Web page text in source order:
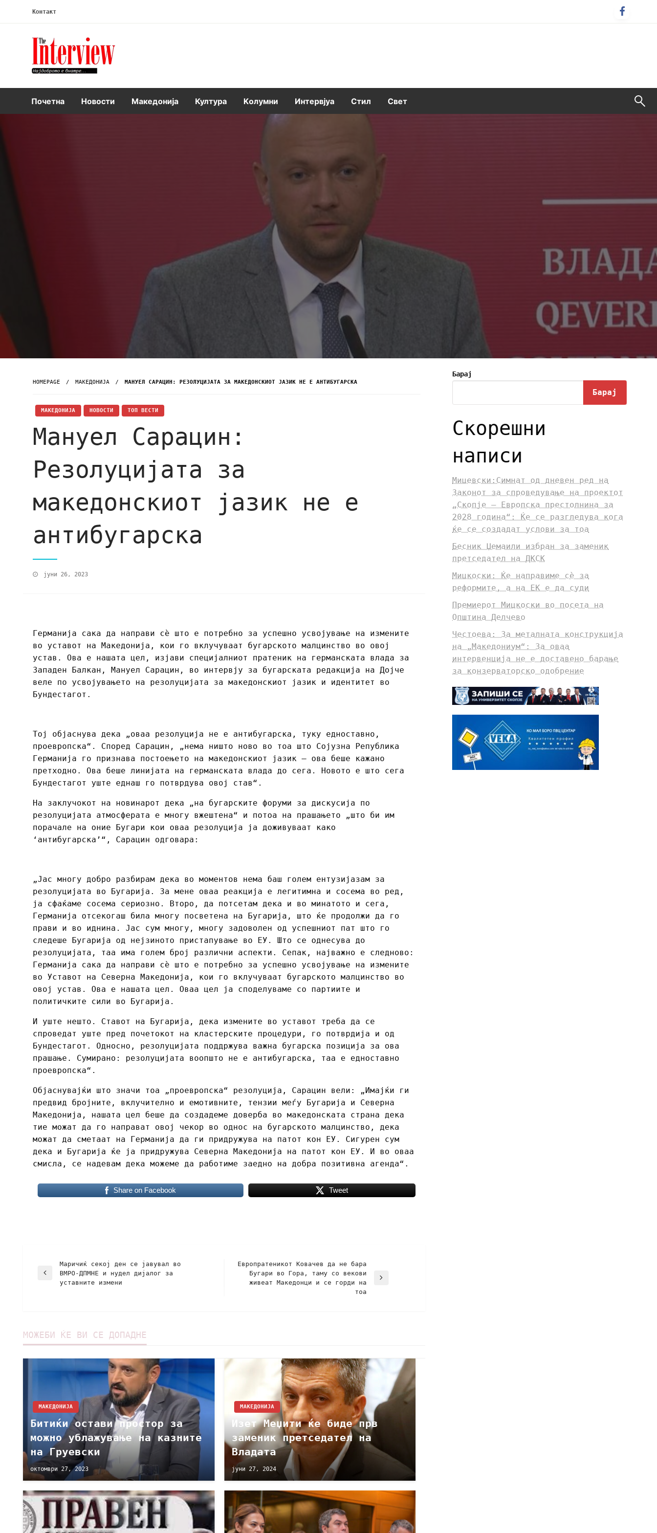
Контакт
Интервју
Почетна Новости Македонија Култура Kолумни Интервјуа Стил Свет
HOMEPAGE МАКЕДОНИЈА МАНУЕЛ САРАЦИН: РЕЗОЛУЦИЈАТА ЗА МАКЕДОНСКИОТ ЈАЗИК НЕ Е АНТИБУГАРСКА
МАКЕДОНИЈА НОВОСТИ ТОП ВЕСТИ
Мануел Сарацин:
Резолуцијата за
македонскиот јазик не е
антибугарска
јуни 26, 2023
Германија сака да направи сѐ што е потребно за успешно усвојување на измените
во уставот на Македонија, кои го вклучуваат бугарското малцинство во овој
устав. Ова е нашата цел, изјави специјалниот пратеник на германската влада за
Западен Балкан, Мануел Сарацин, во интервју за бугарската редакција на Дојче
веле по усвојувањето на резолуцијата за македонскиот јазик и идентитет во
Бундестагот.
Тој објаснува дека „оваа резолуција не е антибугарска, туку едноставно,
проевропска“. Според Сарацин, „нема ништо ново во тоа што Сојузна Република
Германија го признава постоењето на македонскиот јазик – ова беше кажано
претходно. Ова беше линијата на германската влада до сега. Новото е што сега
Бундестагот уште еднаш го потврдува овој став“.
На заклучокот на новинарот дека „на бугарските форуми за дискусија по
резолуцијата атмосферата е многу вжештена“ и потоа на прашањето „што би им
порачале на оние Бугари кои оваа резолуција ја доживуваат како
‘антибугарска’“, Сарацин одговара:
„Јас многу добро разбирам дека во моментов нема баш голем ентузијазам за
резолуцијата во Бугарија. За мене оваа реакција е легитимна и сосема во ред,
ја сфаќаме сосема сериозно. Второ, да потсетам дека и во минатото и сега,
Германија отсекогаш била многу посветена на Бугарија, што ќе продолжи да го
прави и во иднина. Јас сум многу, многу задоволен од успешниот пат што го
следеше Бугарија од нејзиното пристапување во ЕУ. Што се однесува до
резолуцијата, таа има голем број различни аспекти. Сепак, најважно е следново:
Германија сака да направи сѐ што е потребно за успешно усвојување на измените
во Уставот на Северна Македонија, кои го вклучуваат бугарското малцинство во
овој устав. Ова е нашата цел. Оваа цел ја споделуваме со партиите и
политичките сили во Бугарија.
И уште нешто. Ставот на Бугарија, дека измените во уставот треба да се
спроведат уште пред почетокот на кластерските процедури, го потврдија и од
Бундестагот. Односно, резолуцијата поддржува важна бугарска позиција за ова
прашање. Сумирано: резолуцијата воопшто не е антибугарска, таа е едноставно
проевропска“.
Објаснувајќи што значи тоа „проевропска“ резолуција, Сарацин вели: „Имајќи ги
предвид бројните, вклучително и емотивните, тензии меѓу Бугарија и Северна
Македонија, нашата цел беше да создадеме доверба во македонската страна дека
тие можат да го направат овој чекор во однос на бугарското малцинство, дека
можат да сметаат на Германија да ги придружува на патот кон ЕУ. Сигурен сум
дека и Бугарија ќе ја придружува Северна Македонија на патот кон ЕУ. И во оваа
смисла, се надевам дека можеме да работиме заедно на добра позитивна агенда“.
Share on Facebook Tweet
Маричиќ секој ден се јавувал во
ВМРО-ДПМНЕ и нудел дијалог за
уставните измени
Европратеникот Ковачев да не бара
Бугари во Гора, таму со векови
живеат Македонци и се горди на
тоа
МОЖЕБИ ЌЕ ВИ СЕ ДОПАДНЕ
МАКЕДОНИЈА
Битиќи остави простор за
можно ублажување на казните
на Груевски
октомври 27, 2023
МАКЕДОНИЈА
Изет Меџити ќе биде прв
заменик претседател на
Владата
јуни 27, 2024
Барај
Барај
Скорешни
написи
Мицевски:Симнат од дневен ред на
Законот за спроведување на проектот
„Скопје – Европска престолнина за
2028 година“: Ќе се разгледува кога
ќе се создадат услови за тоа
Бесник Џемаили избран за заменик
претседател на ДКСК
Мицкоски: Ќе направиме сè за
реформите, а на ЕК е да суди
Премиерот Мицкоски во посета на
Општина Делчево
Честоева: За металната конструкција
на „Македониум“: За оваа
интервенција не е доставено барање
за конзерваторско одобрение